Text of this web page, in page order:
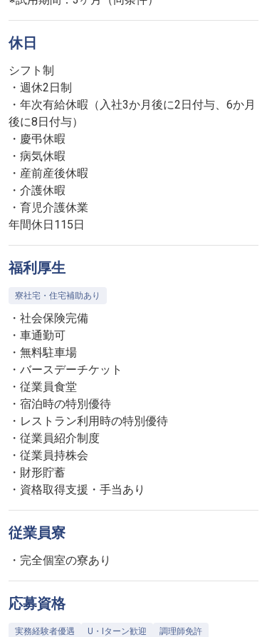
休日
シフト制
・週休2日制
・年次有給休暇（入社3か月後に2日付与、6か月
後に8日付与）
・慶弔休暇
・病気休暇
・産前産後休暇
・介護休暇
・育児介護休業
年間休日115日
福利厚生
寮社宅・住宅補助あり
・社会保険完備
・車通勤可
・無料駐車場
・バースデーチケット
・従業員食堂
・宿泊時の特別優待
・レストラン利用時の特別優待
・従業員紹介制度
・従業員持株会
・財形貯蓄
・資格取得支援・手当あり
従業員寮
・完全個室の寮あり
応募資格
実務経験者優遇 U・Iターン歓迎
調理師免許